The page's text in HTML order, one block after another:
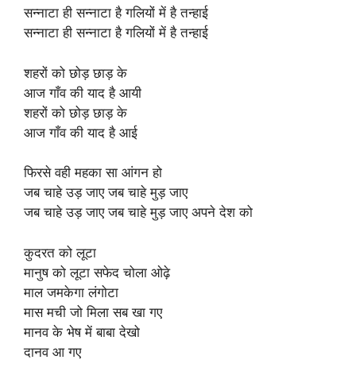
सन्नाटा ही सन्नाटा है गलियों में है तन्हाई
सन्नाटा ही सन्नाटा है गलियों में है तन्हाई
शहरों को छोड़ छाड़ के
आज गाँव की याद है आयी
शहरों को छोड़ छाड़ के
आज गाँव की याद है आई
फिरसे वही महका सा आंगन हो
जब चाहे उड़ जाए जब चाहे मुड़ जाए
जब चाहे उड़ जाए जब चाहे मुड़ जाए अपने देश को
कुदरत को लूटा
मानुष को लूटा सफेद चोला ओढ़े
माल जमकेगा लंगोटा
मास मची जो मिला सब खा गए
मानव के भेष में बाबा देखो
दानव आ गए